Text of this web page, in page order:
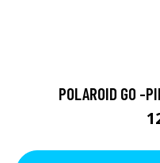
POLAROID GO -